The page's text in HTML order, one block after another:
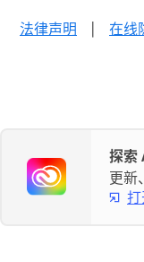
法律声明 | 在线
探索
更新